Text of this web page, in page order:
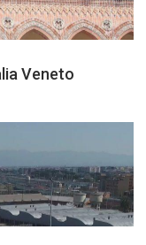
Veneto